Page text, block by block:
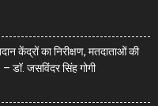
केंद्रों का निरीक्षण, मतदाताओं की
डॉ. जसविंदर सिंह गोगी